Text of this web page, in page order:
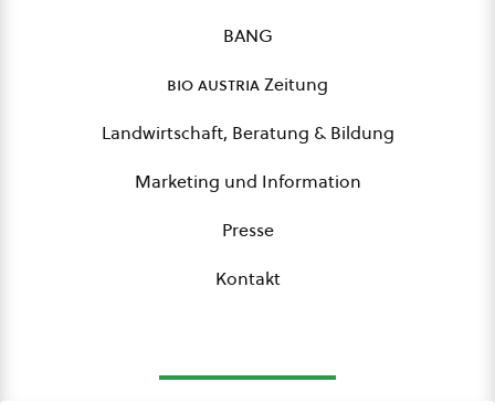
BANG
bio austriaZeitung
Landwirtschaft, Beratung & Bildung
Marketing und Information
Presse
Kontakt